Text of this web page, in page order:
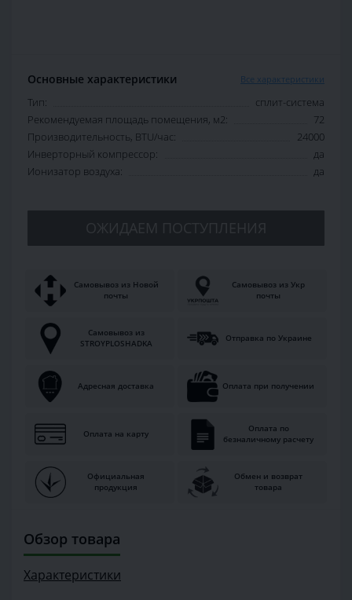
Основные характеристики Все характеристики
Тип:
сплит-система
Рекомендуемая площадь помещения, м2:
72
Производительность, BTU/час:
24000
Инверторный компрессор:
да
Ионизатор воздуха:
да
ОЖИДАЕМ ПОСТУПЛЕНИЯ
Самовывоз из Новой
почты
Самовывоз из Укр
почты
Самовывоз из
STROYPLOSHADKA
Отправка по Украине
Адресная доставка Оплата при получении
Оплата на карту
Оплата по
безналичному расчету
Официальная
продукция
Обмен и возврат
товара
Обзор товара
Характеристики